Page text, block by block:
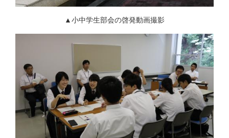
▲小中学生部会の啓発動画撮影